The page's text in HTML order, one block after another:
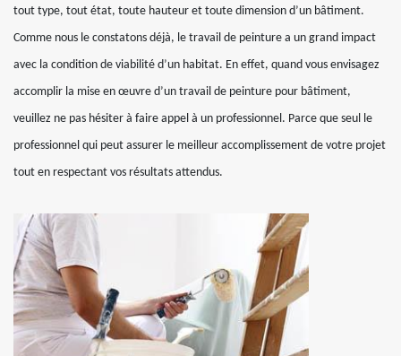
tout type, tout état, toute hauteur et toute dimension d’un bâtiment.
Comme nous le constatons déjà, le travail de peinture a un grand impact
avec la condition de viabilité d’un habitat. En effet, quand vous envisagez
accomplir la mise en œuvre d’un travail de peinture pour bâtiment,
veuillez ne pas hésiter à faire appel à un professionnel. Parce que seul le
professionnel qui peut assurer le meilleur accomplissement de votre projet
tout en respectant vos résultats attendus.